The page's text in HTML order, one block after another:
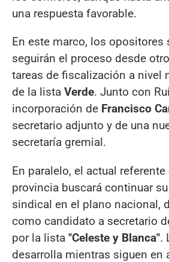
una respuesta favorable.
En este marco, los opositores
seguirán el proceso desde
tareas de fiscalización a nivel
de la lista Verde. Junto con
incorporación de Francisco
secretario adjunto y de una
secretaría gremial.
En paralelo, el actual
provincia buscará continuar
sindical en el plano nacional,
como candidato a secretario
por la lista "Celeste y Blanca".
desarrolla mientras siguen en